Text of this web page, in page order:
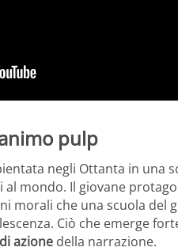
pulp
negli Ottanta in una
mondo. Il giovane
morali che una scuola del
Ciò che emerge
azione della narrazione.